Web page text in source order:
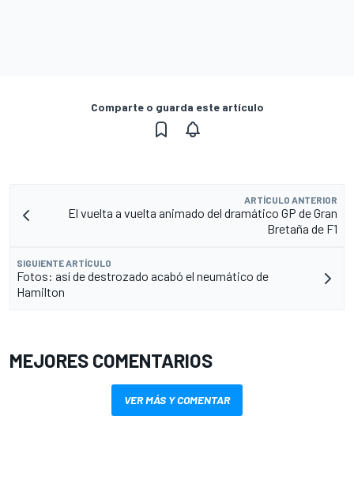
Comparte o guarda este artículo
ARTÍCULO ANTERIOR
El vuelta a vuelta animado del dramático GP de Gran
Bretaña de F1
SIGUIENTE ARTÍCULO
Fotos: así de destrozado acabó el neumático de
Hamilton
MEJORES COMENTARIOS
VER MÁS Y COMENTAR